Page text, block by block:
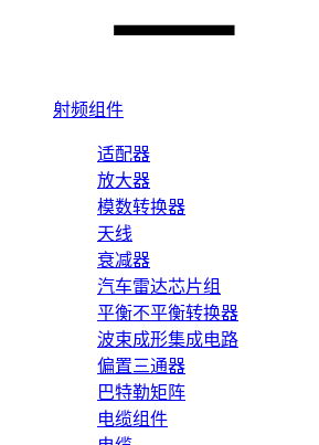
射频组件
适配器
放大器
模数转换器
天线
衰减器
汽车雷达芯片组
平衡不平衡转换器
波束成形集成电路
偏置三通器
巴特勒矩阵
电缆组件